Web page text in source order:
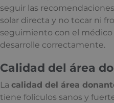
seguir las
solar directa y no tocar ni
seguimiento con el
desarrolle correctamente.
Calidad del área
La calidad del área
tiene folículos sanos y